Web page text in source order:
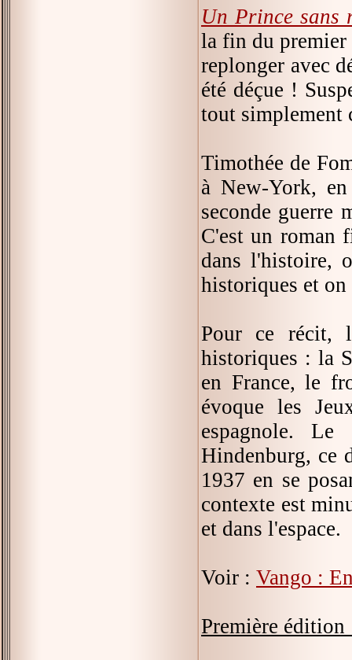
Un Prince sans
la fin du premier
replonger avec
été déçue !
tout simplement
Timothée de
à New-York, en
seconde guerre
C'est un roman
dans l'histoire,
historiques et on
Pour ce récit,
historiques : la
en France, le
évoque les
espagnole.
Hindenburg, ce
1937 en se
contexte est
et dans l'espace.
Voir : Vango :
Première édition